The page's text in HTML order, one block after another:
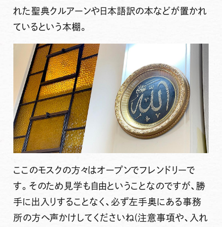
れた聖典クルアーンや日本語訳の本などが置かれ
ているという本棚。
ここのモスクの方々はオープンでフレンドリーで
す。そのため見学も自由ということなのですが、勝
手に出入りすることなく、必ず左手奥にある事務
所の方へ声かけしてくださいね(注意事項や、入れ